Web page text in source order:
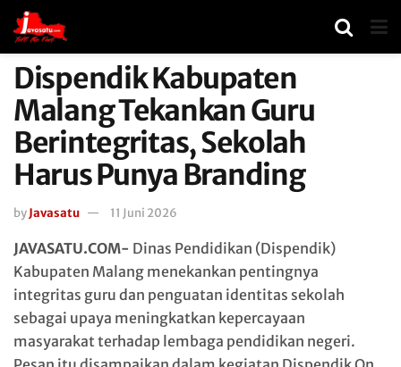
Dispendik Kabupaten
Malang Tekankan Guru
Berintegritas, Sekolah
Harus Punya Branding
byJavasatu 11 Juni 2026
JAVASATU.COM- Dinas Pendidikan (Dispendik)
Kabupaten Malang menekankan pentingnya
integritas guru dan penguatan identitas sekolah
sebagai upaya meningkatkan kepercayaan
masyarakat terhadap lembaga pendidikan negeri.